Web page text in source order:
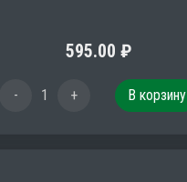
595.00 ₽
- 1 + В корзину